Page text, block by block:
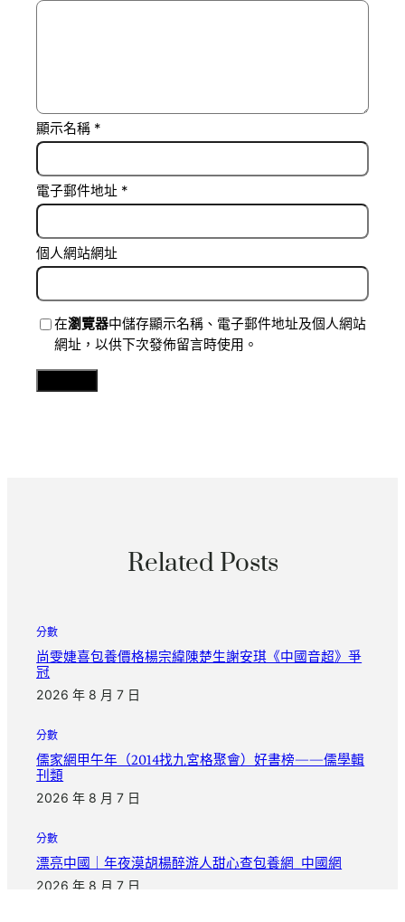
顯示名稱 *
電子郵件地址 *
個人網站網址
在瀏覽器中儲存顯示名稱、電子郵件地址及個人網站
網址，以供下次發佈留言時使用。
Related Posts
分數
尚雯婕喜包養價格楊宗緯陳楚生謝安琪《中國音超》爭
冠
2026 年 8 月 7 日
分數
儒家網甲午年（2014找九宮格聚會）好書榜——儒學輯
刊類
2026 年 8 月 7 日
分數
漂亮中國｜年夜漠胡楊醉游人甜心查包養網_中國網
2026 年 8 月 7 日